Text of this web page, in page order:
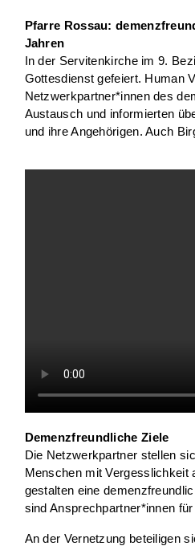
Pfarre Rossau:
Jahren
In der Servitenkirche im 9.
Gottesdienst gefeiert. Human
Netzwerkpartner*innen des
Austausch und informierten
und ihre Angehörigen. Auch
Demenzfreundliche Ziele
Die Netzwerkpartner stellen
Menschen mit Vergesslichkeit
gestalten eine
sind Ansprechpartner*innen
An der Vernetzung beteiligen